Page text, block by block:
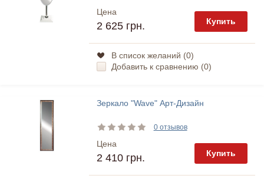
Цена
2 625 грн. Купить
В список желаний (0)
Добавить к сравнению (0)
Зеркало "Wave" Арт-Дизайн
0 отзывов
Цена
2 410 грн. Купить